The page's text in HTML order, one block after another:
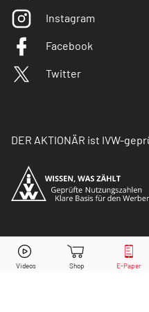
Instagram
Facebook
Twitter
DER AKTIONÄR ist IVW-
© Copyright 2026